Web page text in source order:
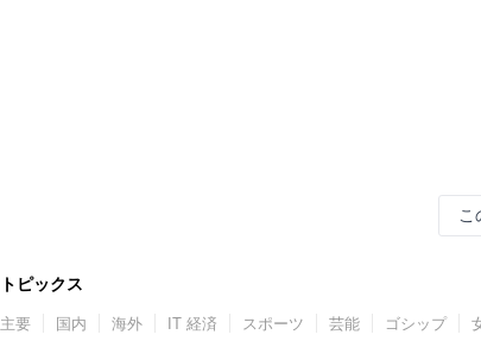
こ
トピックス
主要 国内 海外 IT 経済 スポーツ 芸能 ゴシップ